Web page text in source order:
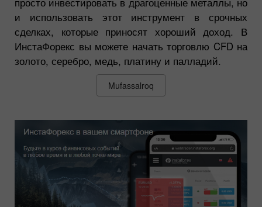
и использовать этот инструмент в срочных
сделках, которые приносят хороший доход. В
ИнстаФорекс вы можете начать торговлю CFD на
золото, серебро, медь, платину и палладий.
Mufassalroq